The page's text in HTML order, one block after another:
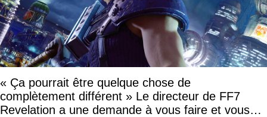
« Ça pourrait être quelque chose de
complètement différent » Le directeur de FF7
Revelation a une demande à vous faire et vous